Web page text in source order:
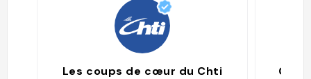
Les coups de cœur du Chti